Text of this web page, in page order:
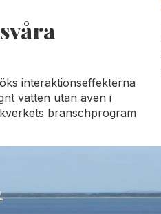
interaktionseffekterna
vatten utan även i
branschprogram